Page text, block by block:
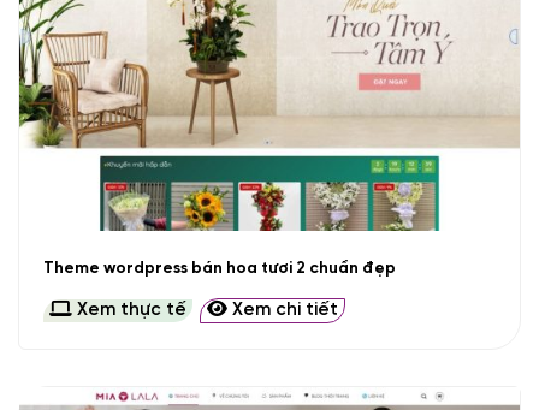
Theme wordpress bán hoa tươi 2 chuẩn đẹp
Xem thực tế Xem chi tiết